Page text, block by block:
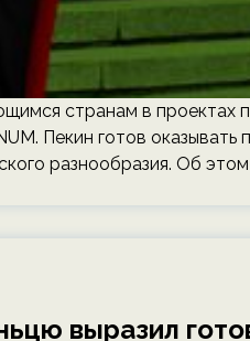
странам в проектах
Пекин готов
разнообразия. Об
выразил